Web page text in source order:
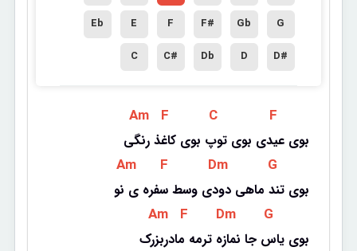
G
Gb
F#
F
E
Eb
D#
D
Db
C#
C
Am F C F
بوی عیدی بوی توپ بوی کاغذ رنگی
Am F Dm G
بوی تند ماهی دودی وسط سفره ی نو
Am F Dm G
بوی یاس جا نمازه ترمه مادربزرک